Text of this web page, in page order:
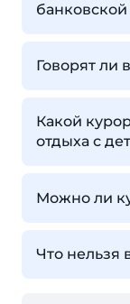
банковской
Говорят ли
Какой
отдыха с
Можно ли
Что нельзя